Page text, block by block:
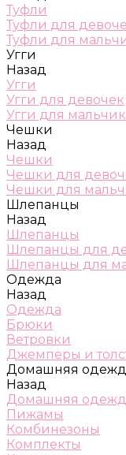
Туфли
Туфли для
Туфли для
Угги
Назад
Угги
Угги для девочек
Угги для
Чешки
Назад
Чешки
Чешки для
Чешки для
Шлепанцы
Назад
Шлепанцы
Шлепанцы для
Шлепанцы для
Одежда
Назад
Одежда
Брюки
Ветровки
Джемперы и
Домашняя
Назад
Домашняя
Пижамы
Комбинезоны
Комплекты